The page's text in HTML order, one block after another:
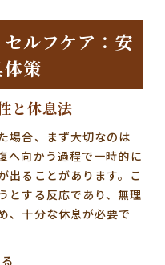
ルフケア：安
策
と休息法
場合、まず大切なのは
へ向かう過程で一時的に
出ることがあります。こ
とする反応であり、無理
、十分な休息が必要で